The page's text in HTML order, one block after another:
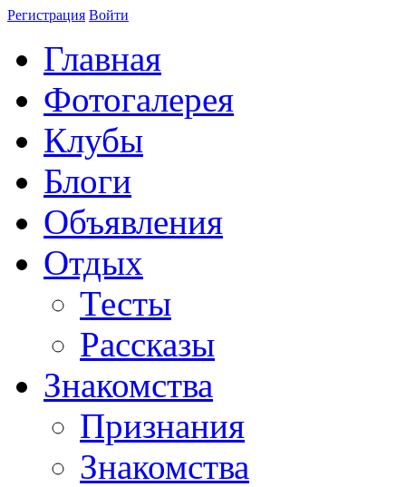
Регистрация Войти
Главная
Фотогалерея
Клубы
Блоги
Объявления
Отдых
Тесты
Рассказы
Знакомства
Признания
Знакомства